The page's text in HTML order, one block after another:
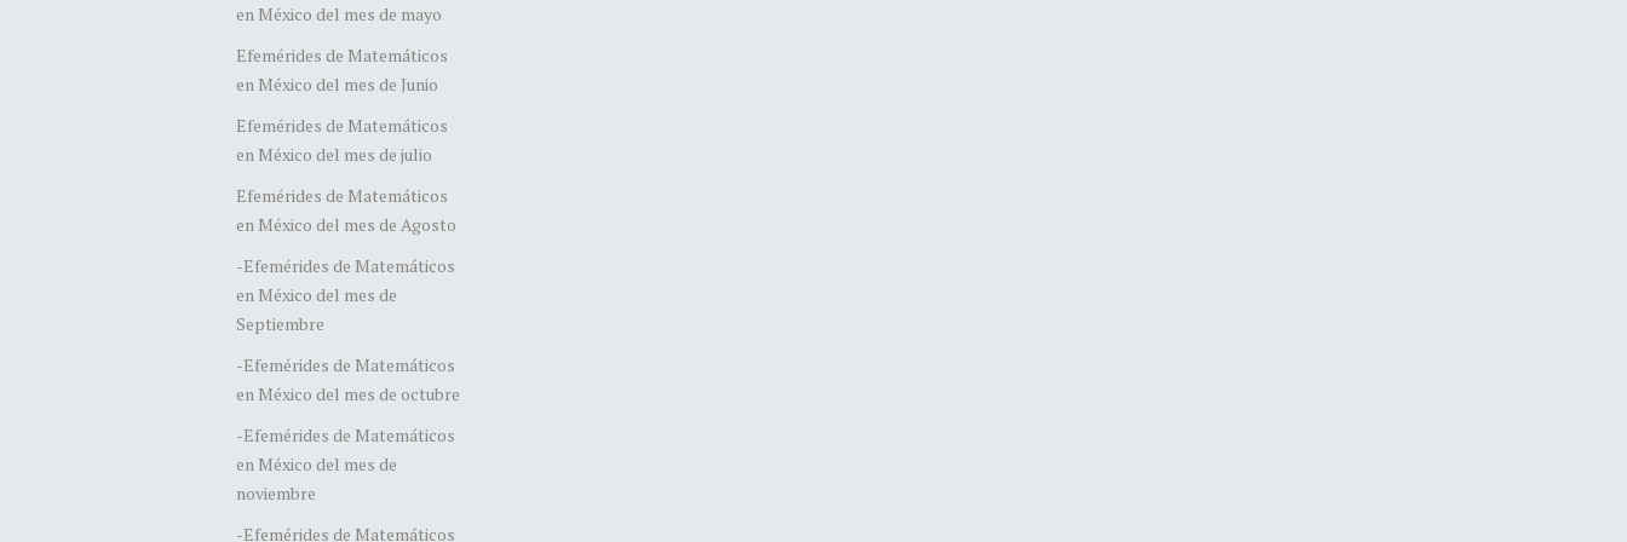
en México del mes de mayo
Efemérides de Matemáticos
en México del mes de Junio
Efemérides de Matemáticos
en México del mes de julio
Efemérides de Matemáticos
en México del mes de Agosto
-Efemérides de Matemáticos
en México del mes de
Septiembre
-Efemérides de Matemáticos
en México del mes de octubre
-Efemérides de Matemáticos
en México del mes de
noviembre
-Efemérides de Matemáticos